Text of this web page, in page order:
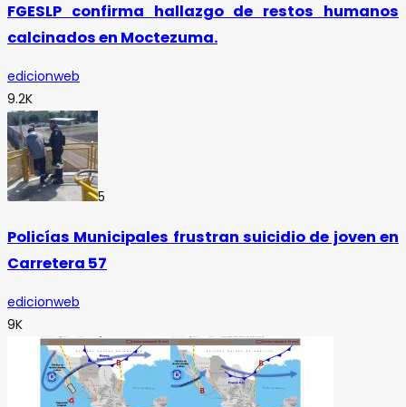
FGESLP confirma hallazgo de restos humanos
calcinados en Moctezuma.
edicionweb
9.2K
5
Policías Municipales frustran suicidio de joven en
Carretera 57
edicionweb
9K